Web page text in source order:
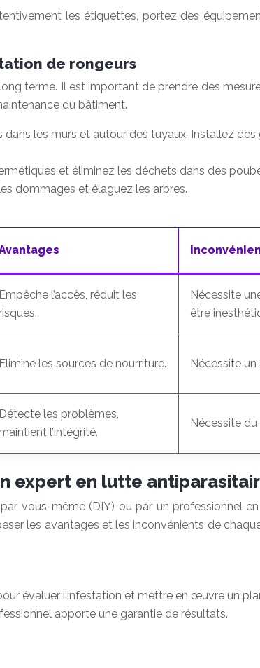
les étiquettes, portez des
de rongeurs
terme. Il est important de prendre des
du bâtiment.
dans les murs et autour des tuyaux. Installez
et éliminez les déchets dans des
dommages et élaguez les arbres.
Empêche l’accès, réduit les
risques.
Nécessite
être
Élimine les sources de nourriture. Nécessite
Détecte les problèmes,
maintient l’intégrité.
Nécessite
expert en lutte
vous-même (DIY) ou par un professionnel
les avantages et les inconvénients de
évaluer l’infestation et mettre en œuvre un
apporte une garantie de résultats.